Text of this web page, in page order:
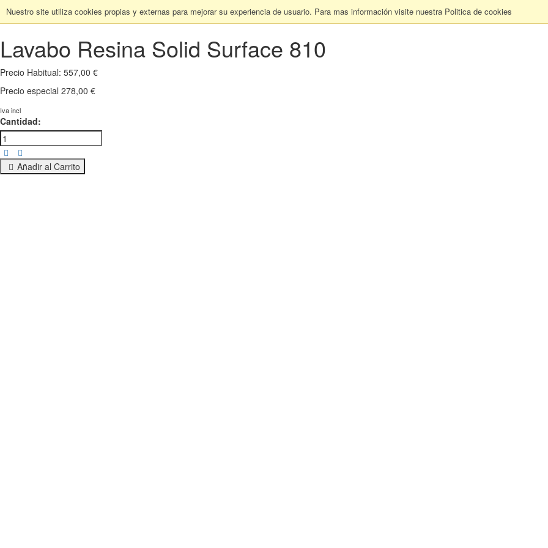
Nuestro site utiliza cookies propias y externas para mejorar su experiencia de usuario. Para mas información visite nuestra Politica de cookies
Lavabo Resina Solid Surface 810
Precio Habitual: 557,00 €
Precio especial 278,00 €
Iva incl
Cantidad:
Añadir al Carrito